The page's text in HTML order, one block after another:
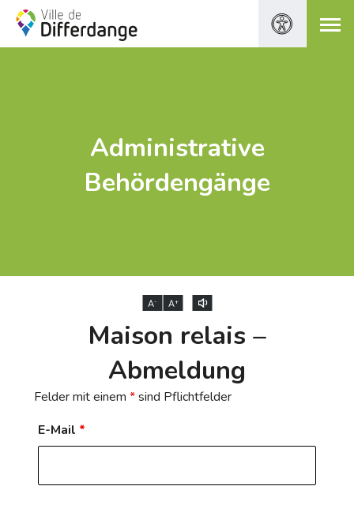
Administrative
Behördengänge
A- A+
Maison relais –
Abmeldung
Felder mit einem *sind Pflichtfelder
E-Mail *